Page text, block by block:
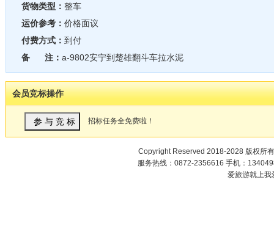
货物类型： 整车
运价参考： 价格面议
付费方式： 到付
备 注： a-9802安宁到楚雄翻斗车拉水泥
会员竞标操作
招标任务全免费啦！
Copyright Reserved 2018-2028 版权所
服务热线：0872-2356616 手机：
爱旅游就上我